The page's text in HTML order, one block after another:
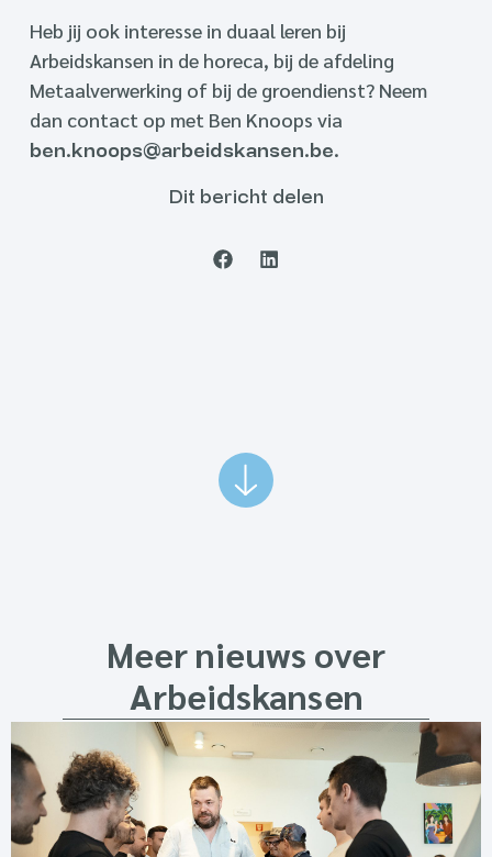
Heb jij ook interesse in duaal leren bij
Arbeidskansen in de horeca, bij de afdeling
Metaalverwerking of bij de groendienst? Neem
dan contact op met Ben Knoops via
ben.knoops@arbeidskansen.be.
Dit bericht delen
Meer nieuws over
Arbeidskansen